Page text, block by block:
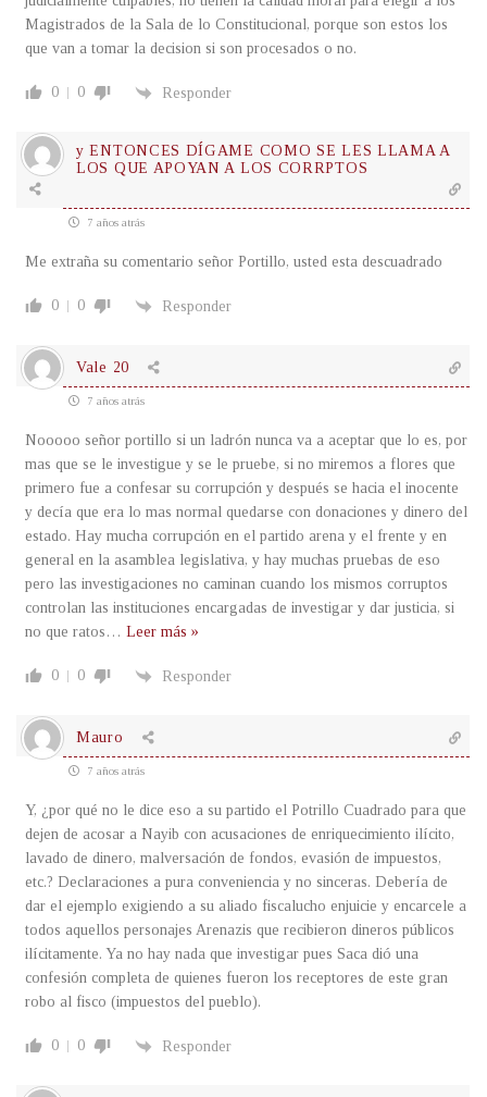
Magistrados de la Sala de lo Constitucional, porque son estos los
que van a tomar la decision si son procesados o no.
0 0 Responder
y ENTONCES DÍGAME COMO SE LES LLAMA A
LOS QUE APOYAN A LOS CORRPTOS
7 años atrás
Me extraña su comentario señor Portillo, usted esta descuadrado
0 0 Responder
Vale 20
7 años atrás
Nooooo señor portillo si un ladrón nunca va a aceptar que lo es, por
mas que se le investigue y se le pruebe, si no miremos a flores que
primero fue a confesar su corrupción y después se hacia el inocente
y decía que era lo mas normal quedarse con donaciones y dinero del
estado. Hay mucha corrupción en el partido arena y el frente y en
general en la asamblea legislativa, y hay muchas pruebas de eso
pero las investigaciones no caminan cuando los mismos corruptos
controlan las instituciones encargadas de investigar y dar justicia, si
no que ratos … Leer más »
0 0 Responder
Mauro
7 años atrás
Y, ¿por qué no le dice eso a su partido el Potrillo Cuadrado para que
dejen de acosar a Nayib con acusaciones de enriquecimiento ilícito,
lavado de dinero, malversación de fondos, evasión de impuestos,
etc.? Declaraciones a pura conveniencia y no sinceras. Debería de
dar el ejemplo exigiendo a su aliado fiscalucho enjuicie y encarcele a
todos aquellos personajes Arenazis que recibieron dineros públicos
ilícitamente. Ya no hay nada que investigar pues Saca dió una
confesión completa de quienes fueron los receptores de este gran
robo al fisco (impuestos del pueblo).
0 0 Responder